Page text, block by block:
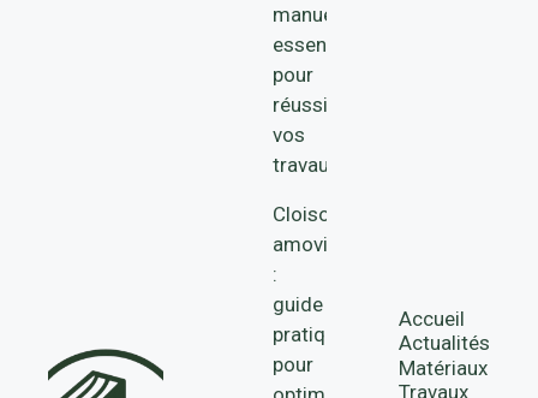
manuel
essentiel
pour
réussir
vos
travaux
Cloisons
amovibles
:
guide
pratique
pour
Accueil
Actualités
Matériaux
Travaux